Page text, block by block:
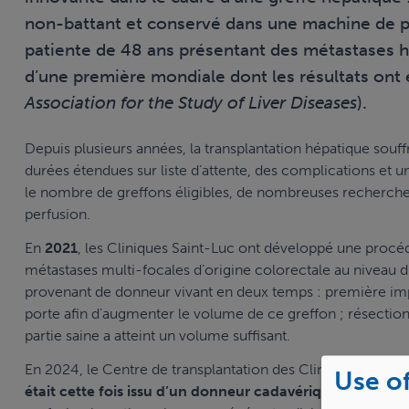
non-battant et conservé dans une machine de
patiente de 48 ans présentant des métastases
d’une première mondiale dont les résultats ont
Association for the Study of Liver Diseases).
Depuis plusieurs années, la transplantation hépatique
durées étendues sur liste d’attente, des complications et
le nombre de greffons éligibles, de nombreuses
perfusion.
En 2021, les Cliniques Saint-Luc ont développé une
métastases multi-focales d’origine colorectale au niveau
provenant de donneur vivant en deux temps : première
porte afin d’augmenter le volume de ce greffon ;
partie saine a atteint un volume suffisant.
En 2024, le Centre de transplantation des Cliniques
était cette fois issu d’un donneur cadavérique à cœur
Use